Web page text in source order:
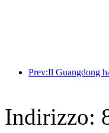
Indirizzo: